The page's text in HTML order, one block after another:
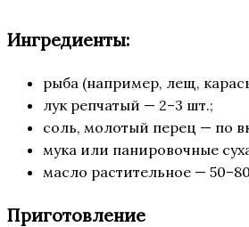
Ингредиенты:
рыба (например, лещ,
лук репчатый — 2–3 шт.;
соль, молотый перец — по
мука или панировочные
масло растительное —
Приготовление